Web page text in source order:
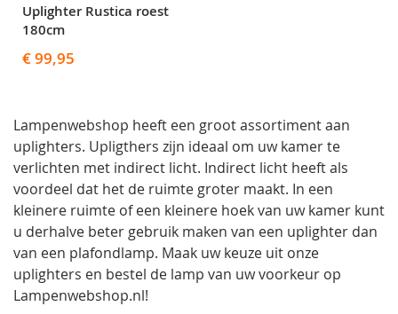
Uplighter Rustica roest
180cm
€ 99,95
Lampenwebshop heeft een groot assortiment aan
uplighters. Upligthers zijn ideaal om uw kamer te
verlichten met indirect licht. Indirect licht heeft als
voordeel dat het de ruimte groter maakt. In een
kleinere ruimte of een kleinere hoek van uw kamer kunt
u derhalve beter gebruik maken van een uplighter dan
van een plafondlamp. Maak uw keuze uit onze
uplighters en bestel de lamp van uw voorkeur op
Lampenwebshop.nl!